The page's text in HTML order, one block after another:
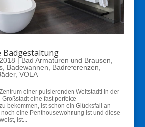
Badgestaltung
|Bad Armaturen und Brausen
, Badewannen Badreferenzen
, VOLA
einer pulsierenden Weltstadt! In der
eine fast perfekte
bekommen, ist schon ein Glücksfall an
eine Penthousewohnung ist und diese
ist...